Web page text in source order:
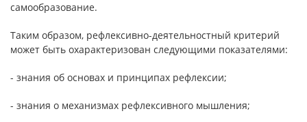
самообразование.
Таким образом, рефлексивно-деятельностный критерий
может быть охарактеризован следующими показателями:
- знания об основах и принципах рефлексии;
- знания о механизмах рефлексивного мышления;